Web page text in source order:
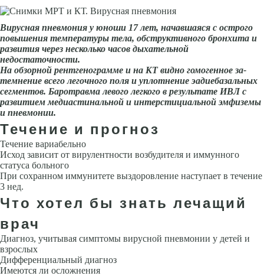
Вирусная пневмония у юноши 17 лет, начавшаяся с острого
повышения температу­ры тела, обструктивного бронхита и
развития через несколько часов дыхательной
недостаточности.
На обзорной рентгенограмме и на КТ видно гомогенное за­
темнение всего легочного поля и уплотнение эадиебазальных
сегментов. Баротравма левого лег­кого в результате ИВЛ с
развитием медиастинальной и интерстици­альной эмфиземы
и пневмонии.
Течение и прогноз
Течение вариабельно
Исход зависит от вирулентности возбудителя и иммунного
статуса больного
При сохранном иммунитете выздоровле­ние наступает в течение
3 нед.
Что хотел бы знать лечащий
врач
Диагноз, учитывая симптомы вирусной пневмонии у детей и
взрослых
Дифференциальный диагноз
Имеются ли осложнения